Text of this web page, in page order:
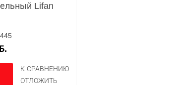
Lifan
К СРАВНЕНИЮ
ОТЛОЖИТЬ